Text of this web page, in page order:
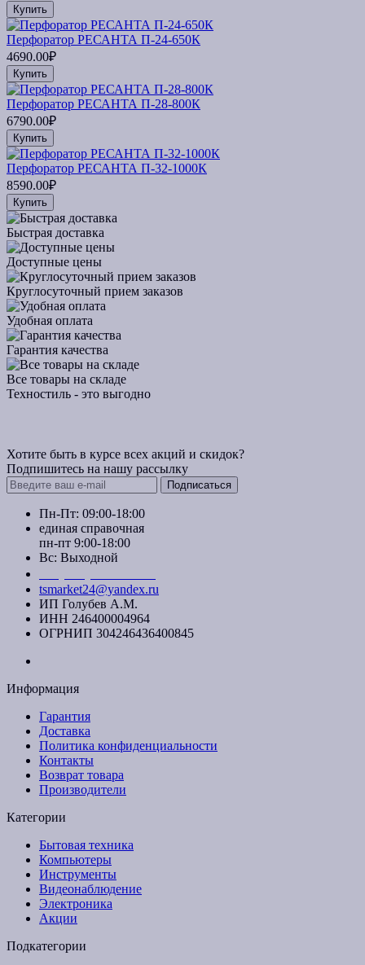
Купить
Перфоратор РЕСАНТА П-24-650К
4690.00₽
Купить
Перфоратор РЕСАНТА П-28-800К
6790.00₽
Купить
Перфоратор РЕСАНТА П-32-1000К
8590.00₽
Купить
Быстрая доставка
Доступные цены
Круглосуточный прием заказов
Удобная оплата
Гарантия качества
Все товары на складе
Техностиль - это выгодно
Хотите быть в курсе всех акций и скидок?
Подпишитесь на нашу рассылку
Подписаться
Пн-Пт: 09:00-18:00
единая справочная
пн-пт 9:00-18:00
Вс: Выходной
tsmarket24@yandex.ru
ИП Голубев А.М.
ИНН 246400004964
ОГРНИП 304246436400845
Информация
Гарантия
Доставка
Политика конфиденциальности
Контакты
Возврат товара
Производители
Категории
Бытовая техника
Компьютеры
Инструменты
Видеонаблюдение
Электроника
Акции
Подкатегории